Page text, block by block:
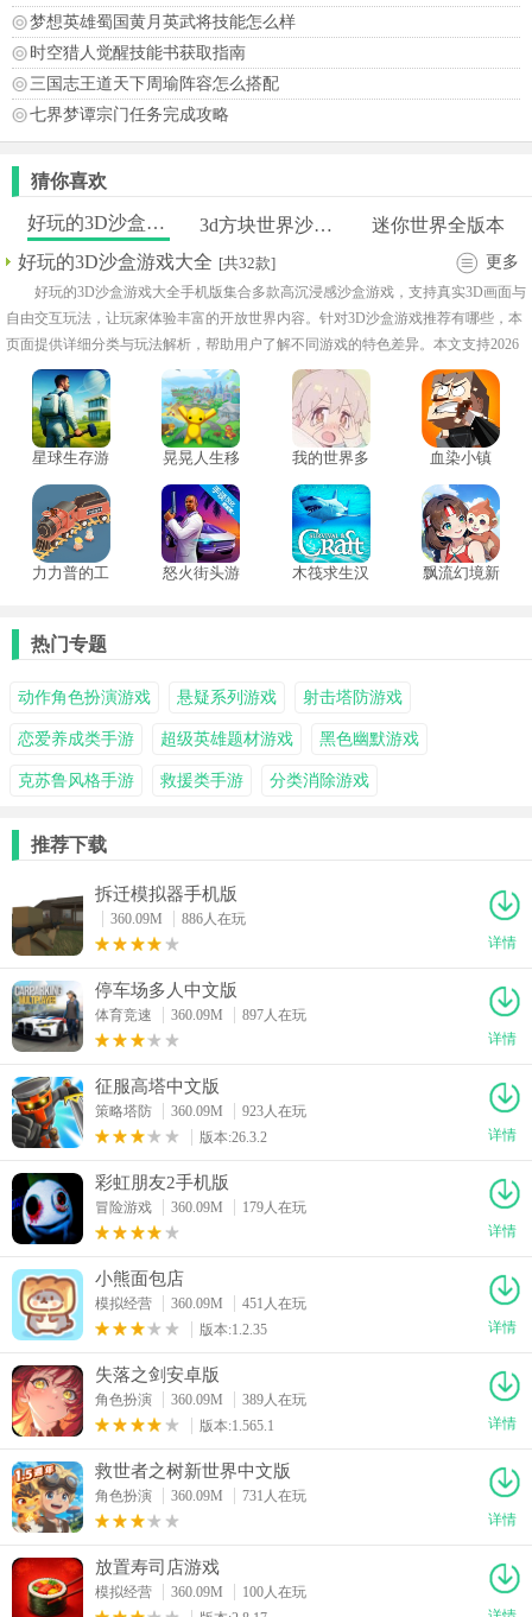
梦想英雄蜀国黄月英武将技能怎么样
时空猎人觉醒技能书获取指南
三国志王道天下周瑜阵容怎么搭配
七界梦谭宗门任务完成攻略
猜你喜欢
好玩的3D沙盒游戏大全 3d方块世界沙盒游戏
迷你世界全版本
好玩的3D沙盒游戏大全 [共32款] 更多
好玩的3D沙盒游戏大全手机版集合多款高沉浸感沙盒游戏，支持真实3D画面与
自由交互玩法，让玩家体验丰富的开放世界内容。针对3D沙盒游戏推荐有哪些，本
页面提供详细分类与玩法解析，帮助用户了解不同游戏的特色差异。本文支持2026
年好玩沙盒游戏手机版下载渠道，让玩家享受更真实的沙盒探索体验。
星球生存游
晃晃人生移
我的世界多
合包
血染小镇
力力普的工
怒火街头游
木筏求生汉
飘流幻境新
热门专题
动作角色扮演游戏 悬疑系列游戏 射击塔防游戏
恋爱养成类手游 超级英雄题材游戏 黑色幽默游戏
克苏鲁风格手游 救援类手游 分类消除游戏
推荐下载
拆迁模拟器手机版
360.09M
886人在玩
详情
停车场多人中文版
体育竞速 360.09M
897人在玩
详情
征服高塔中文版
策略塔防 360.09M
923人在玩
版本:26.3.2
详情
彩虹朋友2手机版
冒险游戏 360.09M
179人在玩
详情
小熊面包店
模拟经营 360.09M
451人在玩
版本:1.2.35
详情
失落之剑安卓版
角色扮演 360.09M
389人在玩
版本:1.565.1
详情
救世者之树新世界中文版
角色扮演 360.09M
731人在玩
详情
放置寿司店游戏
模拟经营 360.09M
100人在玩